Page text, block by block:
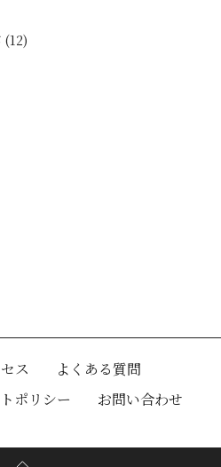
(12)
ス
よくある質問
ポリシー お問い合わせ